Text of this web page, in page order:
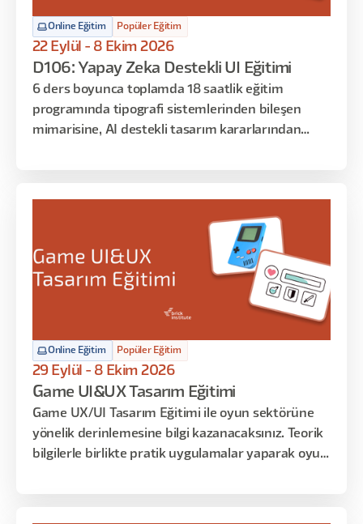
Online Eğitim Popüler Eğitim
22 Eylül - 8 Ekim 2026
D106: Yapay Zeka Destekli UI Eğitimi
6 ders boyunca toplamda 18 saatlik eğitim
programında tipografi sistemlerinden bileşen
mimarisine, AI destekli tasarım kararlarından
matematiksel temelle savunmayı ve AI araçlarını
iş akışınıza entegre etmeyi de öğreneceksiniz.
Online Eğitim Popüler Eğitim
29 Eylül - 8 Ekim 2026
Game UI&UX Tasarım Eğitimi
Game UX/UI Tasarım Eğitimi ile oyun sektörüne
yönelik derinlemesine bilgi kazanacaksınız. Teorik
bilgilerle birlikte pratik uygulamalar yaparak oyun